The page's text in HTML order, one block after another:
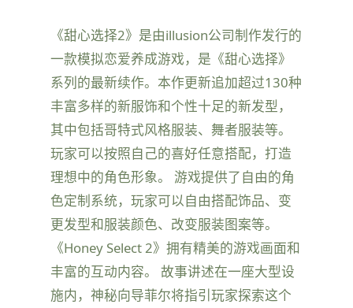
《甜心选择2》是由illusion公司制作发行的
一款模拟恋爱养成游戏，是《甜心选择》
系列的最新续作。本作更新追加超过130种
丰富多样的新服饰和个性十足的新发型，
其中包括哥特式风格服装、舞者服装等。
玩家可以按照自己的喜好任意搭配，打造
理想中的角色形象。 游戏提供了自由的角
色定制系统，玩家可以自由搭配饰品、变
更发型和服装颜色、改变服装图案等。
《Honey Select 2》拥有精美的游戏画面和
丰富的互动内容。 故事讲述在一座大型设
施内，神秘向导菲尔将指引玩家探索这个